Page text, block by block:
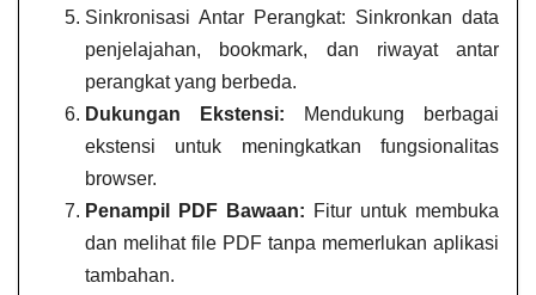
Sinkronisasi Antar Perangkat: Sinkronkan data
penjelajahan, bookmark, dan riwayat antar
perangkat yang berbeda.
Dukungan Ekstensi: Mendukung berbagai
ekstensi untuk meningkatkan fungsionalitas
browser.
Penampil PDF Bawaan: Fitur untuk membuka
dan melihat file PDF tanpa memerlukan aplikasi
tambahan.